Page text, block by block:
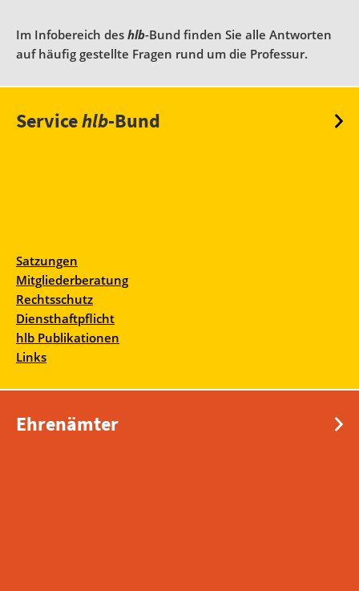
Im Infobereich des hlb-Bund finden Sie alle Antworten
auf häufig gestellte Fragen rund um die Professur.
Servicehlb-Bund
Satzungen
Mitgliederberatung
Rechtsschutz
Diensthaftpflicht
hlb Publikationen
Links
Ehrenämter